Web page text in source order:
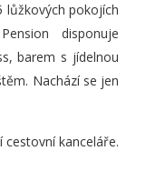
lůžkových pokojích
disponuje
barem s jídelnou
Nachází se jen
cestovní kanceláře.